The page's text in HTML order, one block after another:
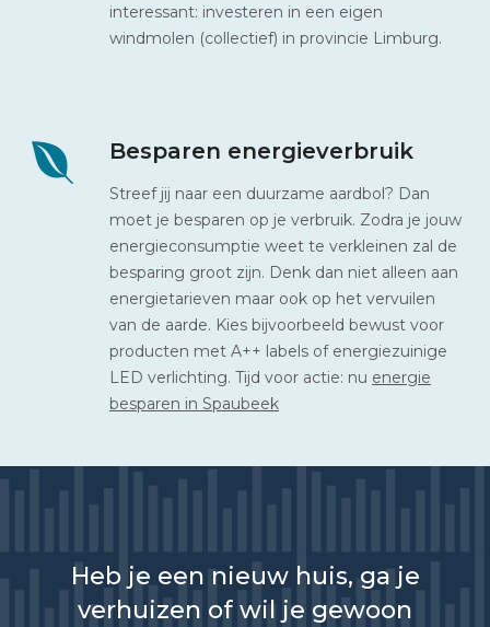
interessant: investeren in een eigen
windmolen (collectief) in provincie Limburg.
Besparen energieverbruik
Streef jij naar een duurzame aardbol? Dan
moet je besparen op je verbruik. Zodra je jouw
energieconsumptie weet te verkleinen zal de
besparing groot zijn. Denk dan niet alleen aan
energietarieven maar ook op het vervuilen
van de aarde. Kies bijvoorbeeld bewust voor
producten met A++ labels of energiezuinige
LED verlichting. Tijd voor actie: nu energie
besparen in Spaubeek
Heb je een nieuw huis, ga je
verhuizen of wil je gewoon